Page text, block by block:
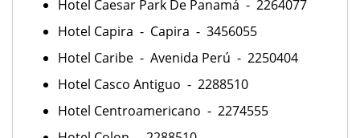
Hotel Caesar Park De Panamá - 2264077
Hotel Capira - Capira - 3456055
Hotel Caribe - Avenida Perú - 2250404
Hotel Casco Antiguo - 2288510
Hotel Centroamericano - 2274555